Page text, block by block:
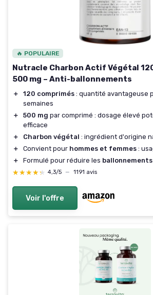
🔥 POPULAIRE
Nutracle Charbon Actif Végétal
500 mg – Anti-ballonnements
＋ 120 comprimés : quantité avantageuse
semaines
＋
500 mg par comprimé : dosage élevé
efficace
＋
Charbon végétal : ingrédient d'origine
＋
Convient pour hommes et femmes :
＋
Formulé pour réduire les ballonnements
★★★★★
★★★★★ 4,3/5 — 1191 avis
Voir l'offre